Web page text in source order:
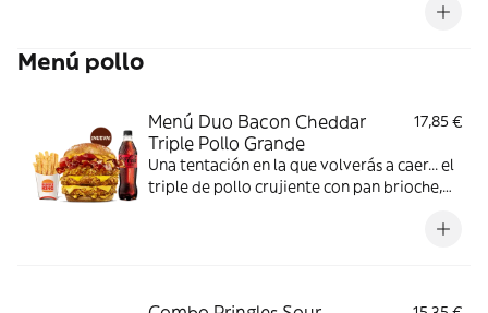
Menú pollo
Menú Duo Bacon Cheddar
Triple Pollo Grande
17,85 €
Una tentación en la que volverás a caer... el
triple de pollo crujiente con pan brioche,
crujientes lonchas de bacon, cebolla frita y